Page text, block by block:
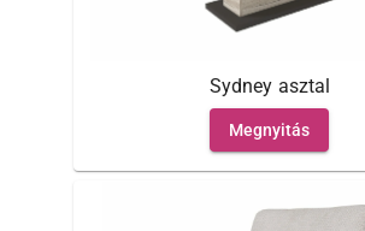
Sydney asztal
Megnyitás